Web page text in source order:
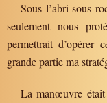
Sous l’abri sous
seulement nous
permettrait d’opérer
grande partie ma
La manœuvre